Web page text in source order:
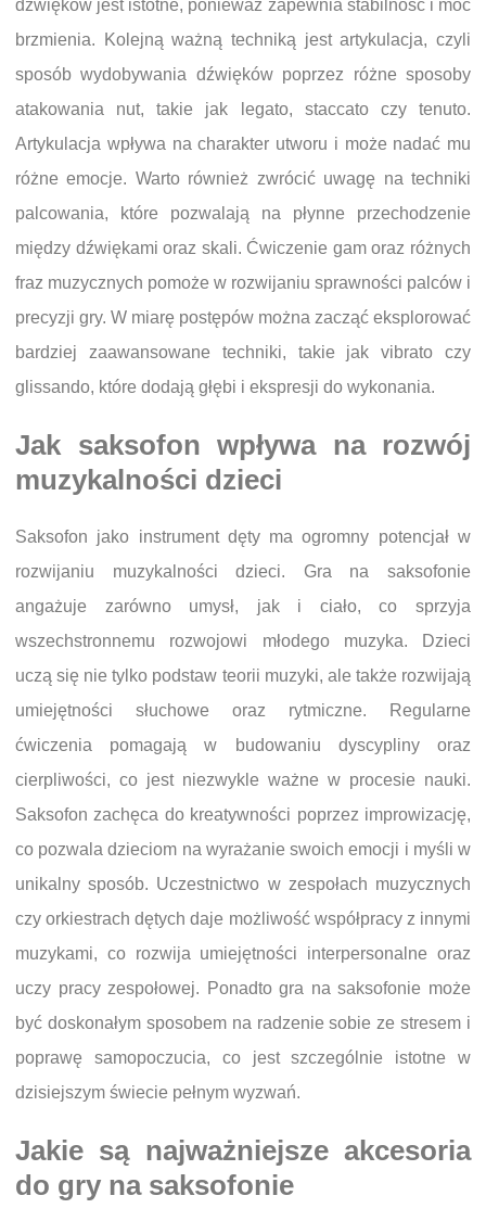
dźwięków jest istotne, ponieważ zapewnia stabilność i moc
brzmienia. Kolejną ważną techniką jest artykulacja, czyli
sposób wydobywania dźwięków poprzez różne sposoby
atakowania nut, takie jak legato, staccato czy tenuto.
Artykulacja wpływa na charakter utworu i może nadać mu
różne emocje. Warto również zwrócić uwagę na techniki
palcowania, które pozwalają na płynne przechodzenie
między dźwiękami oraz skali. Ćwiczenie gam oraz różnych
fraz muzycznych pomoże w rozwijaniu sprawności palców i
precyzji gry. W miarę postępów można zacząć eksplorować
bardziej zaawansowane techniki, takie jak vibrato czy
glissando, które dodają głębi i ekspresji do wykonania.
Jak saksofon wpływa na rozwój
muzykalności dzieci
Saksofon jako instrument dęty ma ogromny potencjał w
rozwijaniu muzykalności dzieci. Gra na saksofonie
angażuje zarówno umysł, jak i ciało, co sprzyja
wszechstronnemu rozwojowi młodego muzyka. Dzieci
uczą się nie tylko podstaw teorii muzyki, ale także rozwijają
umiejętności słuchowe oraz rytmiczne. Regularne
ćwiczenia pomagają w budowaniu dyscypliny oraz
cierpliwości, co jest niezwykle ważne w procesie nauki.
Saksofon zachęca do kreatywności poprzez improwizację,
co pozwala dzieciom na wyrażanie swoich emocji i myśli w
unikalny sposób. Uczestnictwo w zespołach muzycznych
czy orkiestrach dętych daje możliwość współpracy z innymi
muzykami, co rozwija umiejętności interpersonalne oraz
uczy pracy zespołowej. Ponadto gra na saksofonie może
być doskonałym sposobem na radzenie sobie ze stresem i
poprawę samopoczucia, co jest szczególnie istotne w
dzisiejszym świecie pełnym wyzwań.
Jakie są najważniejsze akcesoria
do gry na saksofonie